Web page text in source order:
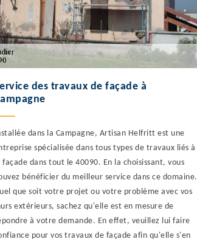
des travaux de façade à
dans la Campagne, Artisan Helfritt est une
spécialisée dans tous types de travaux liés à
façade dans tout le 40090. En la choisissant, vous
bénéficier du meilleur service dans ce domaine.
que soit votre projet ou votre problème avec vos
extérieurs, sachez qu'elle est en mesure de
à votre demande. En effet, veuillez lui faire
pour vos travaux de façade afin qu'elle s'en